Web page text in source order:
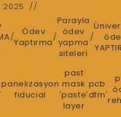
2025
/
Ödev
Yaptırma/
Parayla
ödev
yapma
siteleri
/
,panelizasyon
fiducial
,
past
mask
paste
layer
,pcb
dfm,